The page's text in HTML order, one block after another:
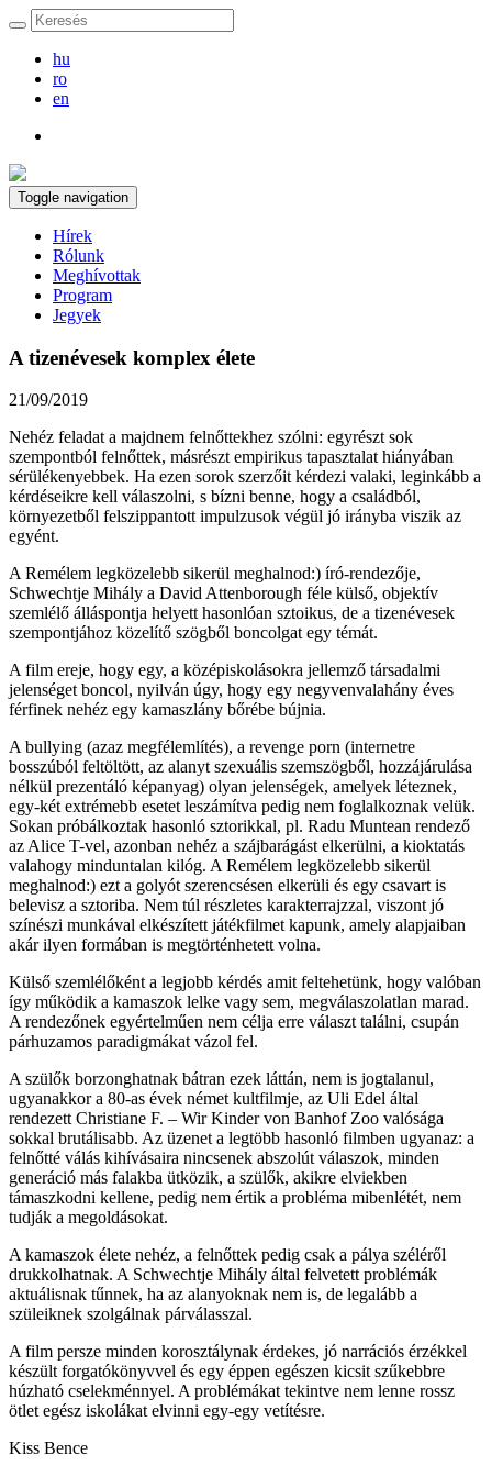
hu
ro
en
Toggle navigation
Hírek
Rólunk
Meghívottak
Program
Jegyek
A tizenévesek komplex élete
21/09/2019
Nehéz feladat a majdnem felnőttekhez szólni: egyrészt sok
szempontból felnőttek, másrészt empirikus tapasztalat hiányában
sérülékenyebbek. Ha ezen sorok szerzőit kérdezi valaki, leginkább a
kérdéseikre kell válaszolni, s bízni benne, hogy a családból,
környezetből felszippantott impulzusok végül jó irányba viszik az
egyént.
A Remélem legközelebb sikerül meghalnod:) író-rendezője,
Schwechtje Mihály a David Attenborough féle külső, objektív
szemlélő álláspontja helyett hasonlóan sztoikus, de a tizenévesek
szempontjához közelítő szögből boncolgat egy témát.
A film ereje, hogy egy, a középiskolásokra jellemző társadalmi
jelenséget boncol, nyilván úgy, hogy egy negyvenvalahány éves
férfinek nehéz egy kamaszlány bőrébe bújnia.
A bullying (azaz megfélemlítés), a revenge porn (internetre
bosszúból feltöltött, az alanyt szexuális szemszögből, hozzájárulása
nélkül prezentáló képanyag) olyan jelenségek, amelyek léteznek,
egy-két extrémebb esetet leszámítva pedig nem foglalkoznak velük.
Sokan próbálkoztak hasonló sztorikkal, pl. Radu Muntean rendező
az Alice T-vel, azonban nehéz a szájbarágást elkerülni, a kioktatás
valahogy minduntalan kilóg. A Remélem legközelebb sikerül
meghalnod:) ezt a golyót szerencsésen elkerüli és egy csavart is
belevisz a sztoriba. Nem túl részletes karakterrajzzal, viszont jó
színészi munkával elkészített játékfilmet kapunk, amely alapjaiban
akár ilyen formában is megtörténhetett volna.
Külső szemlélőként a legjobb kérdés amit feltehetünk, hogy valóban
így működik a kamaszok lelke vagy sem, megválaszolatlan marad.
A rendezőnek egyértelműen nem célja erre választ találni, csupán
párhuzamos paradigmákat vázol fel.
A szülők borzonghatnak bátran ezek láttán, nem is jogtalanul,
ugyanakkor a 80-as évek német kultfilmje, az Uli Edel által
rendezett Christiane F. – Wir Kinder von Banhof Zoo valósága
sokkal brutálisabb. Az üzenet a legtöbb hasonló filmben ugyanaz: a
felnőtté válás kihívásaira nincsenek abszolút válaszok, minden
generáció más falakba ütközik, a szülők, akikre elviekben
támaszkodni kellene, pedig nem értik a probléma mibenlétét, nem
tudják a megoldásokat.
A kamaszok élete nehéz, a felnőttek pedig csak a pálya széléről
drukkolhatnak. A Schwechtje Mihály által felvetett problémák
aktuálisnak tűnnek, ha az alanyoknak nem is, de legalább a
szüleiknek szolgálnak párválasszal.
A film persze minden korosztálynak érdekes, jó narrációs érzékkel
készült forgatókönyvvel és egy éppen egészen kicsit szűkebbre
húzható cselekménnyel. A problémákat tekintve nem lenne rossz
ötlet egész iskolákat elvinni egy-egy vetítésre.
Kiss Bence